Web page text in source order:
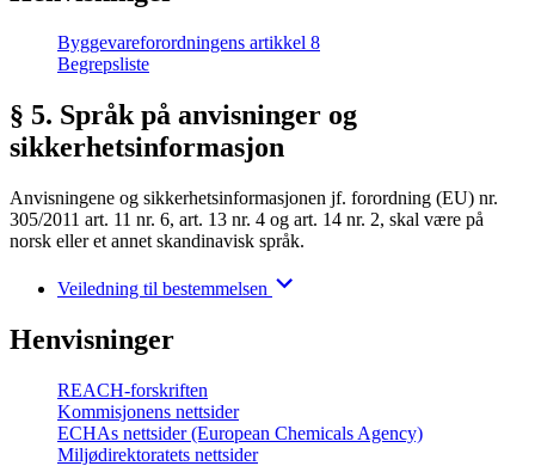
Byggevareforordningens artikkel 8
Begrepsliste
§ 5. Språk på anvisninger og
sikkerhetsinformasjon
Anvisningene og sikkerhetsinformasjonen jf. forordning (EU) nr.
305/2011 art. 11 nr. 6, art. 13 nr. 4 og art. 14 nr. 2, skal være på
norsk eller et annet skandinavisk språk.
Veiledning til bestemmelsen
Henvisninger
REACH-forskriften
Kommisjonens nettsider
ECHAs nettsider (European Chemicals Agency)
Miljødirektoratets nettsider